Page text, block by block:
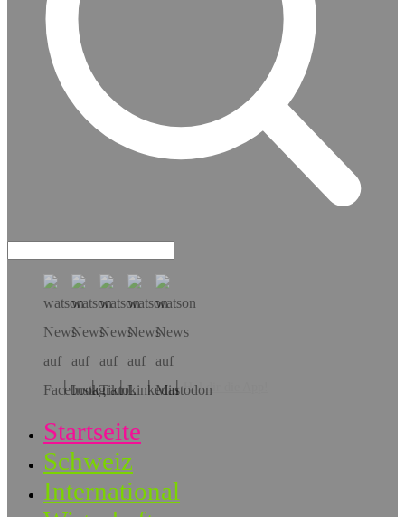
Hol dir die App!
Startseite
Schweiz
International